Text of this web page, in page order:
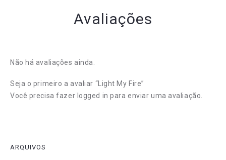
Avaliações
Não há avaliações ainda.
Seja o primeiro a avaliar “Light My Fire”
Você precisa fazer logged in para enviar uma avaliação.
ARQUIVOS